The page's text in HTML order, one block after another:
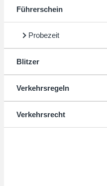
Führerschein
Probezeit
Blitzer
Verkehrsregeln
Verkehrsrecht